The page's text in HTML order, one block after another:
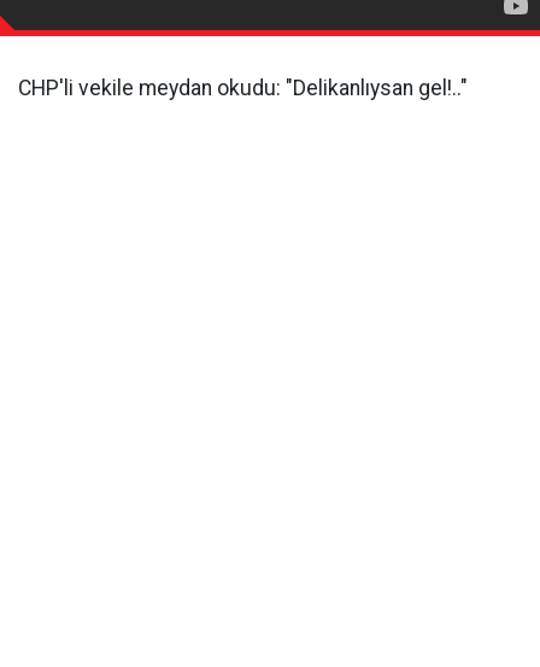
CHP'li vekile meydan okudu: "Delikanlıysan gel!.."